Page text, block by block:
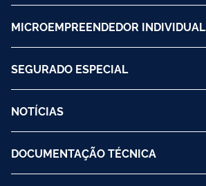
MICROEMPREENDEDOR INDIVIDUAL
SEGURADO ESPECIAL
NOTÍCIAS
DOCUMENTAÇÃO TÉCNICA